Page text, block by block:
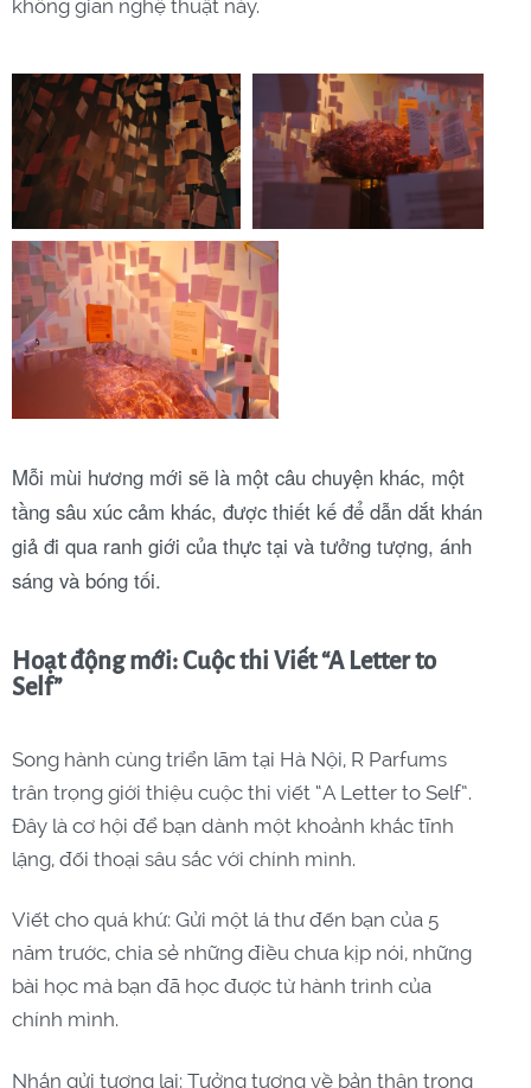
không gian nghệ thuật này.
Mỗi mùi hương mới sẽ là một câu chuyện khác, một
tầng sâu xúc cảm khác, được thiết kế để dẫn dắt khán
giả đi qua ranh giới của thực tại và tưởng tượng, ánh
sáng và bóng tối.
Hoạt động mới: Cuộc thi Viết “A Letter to
Self”
Song hành cùng triển lãm tại Hà Nội, R Parfums
trân trọng giới thiệu cuộc thi viết “A Letter to Self”.
Đây là cơ hội để bạn dành một khoảnh khắc tĩnh
lặng, đối thoại sâu sắc với chính mình.
Viết cho quá khứ: Gửi một lá thư đến bạn của 5
năm trước, chia sẻ những điều chưa kịp nói, những
bài học mà bạn đã học được từ hành trình của
chính mình.
Nhắn gửi tương lai: Tưởng tượng về bản thân trong